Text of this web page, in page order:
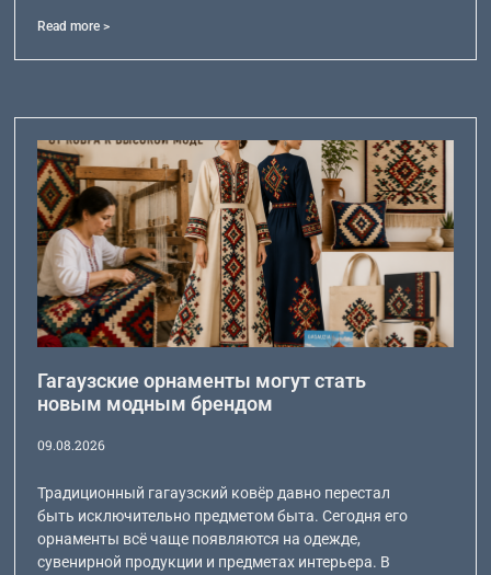
Read more >
Гагаузские орнаменты могут стать
новым модным брендом
09.08.2026
Традиционный гагаузский ковёр давно перестал
быть исключительно предметом быта. Сегодня его
орнаменты всё чаще появляются на одежде,
сувенирной продукции и предметах интерьера. В